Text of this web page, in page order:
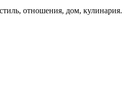
отношения, дом, кулинария.